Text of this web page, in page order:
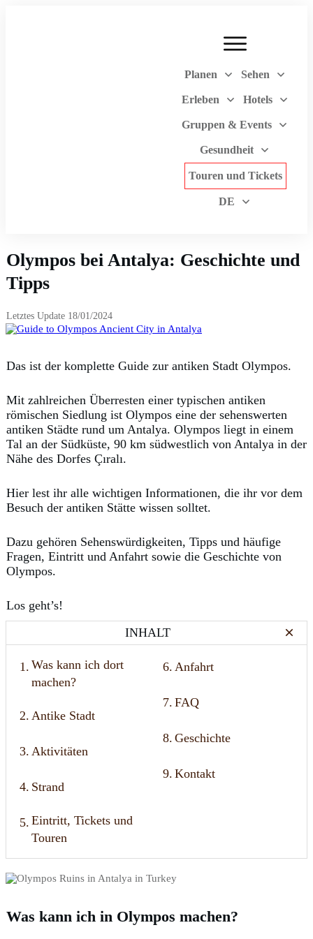
Planen Sehen
Erleben Hotels
Gruppen & Events
Gesundheit
Touren und Tickets
DE
Olympos bei Antalya: Geschichte und
Tipps
Letztes Update 18/01/2024
Das ist der komplette Guide zur antiken Stadt Olympos.
Mit zahlreichen Überresten einer typischen antiken
römischen Siedlung ist Olympos eine der sehenswerten
antiken Städte rund um Antalya. Olympos liegt in einem
Tal an der Südküste, 90 km südwestlich von Antalya in der
Nähe des Dorfes Çıralı.
Hier lest ihr alle wichtigen Informationen, die ihr vor dem
Besuch der antiken Stätte wissen solltet.
Dazu gehören Sehenswürdigkeiten, Tipps und häufige
Fragen, Eintritt und Anfahrt sowie die Geschichte von
Olympos.
Los geht’s!
INHALT
1. Was kann ich dort
machen?
2. Antike Stadt
3. Aktivitäten
4. Strand
5. Eintritt, Tickets und
Touren
6. Anfahrt
7. FAQ
8. Geschichte
9. Kontakt
Was kann ich in Olympos machen?